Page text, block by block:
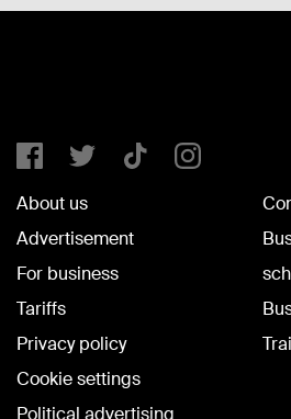
About us
Advertisement
For business
Tariffs
Privacy policy
Cookie settings
Political advertising